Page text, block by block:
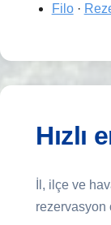
Filo·
Hızlı
İl, ilçe ve
rezervasyon